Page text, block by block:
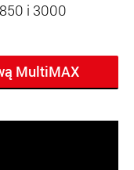
i 3000
MultiMAX